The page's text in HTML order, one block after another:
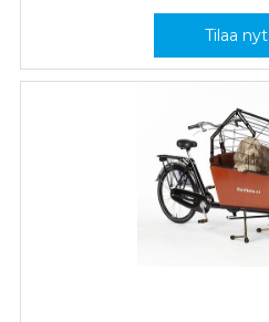
Tilaa nyt